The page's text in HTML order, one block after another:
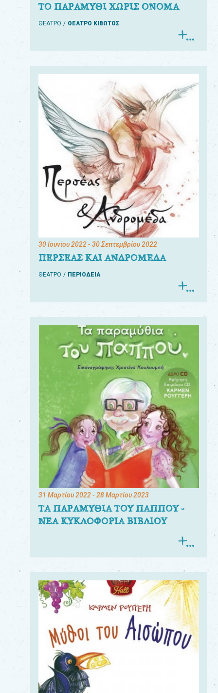
ΤΟ ΠΑΡΑΜΥΘΙ ΧΩΡΙΣ ΟΝΟΜΑ
ΘΕΑΤΡΟ ΘΕΑΤΡΟ ΚΙΒΩΤΟΣ
30 Ιουνίου 2022- 30 Σεπτεμβρίου 2022
ΠΕΡΣΕΑΣ ΚΑΙ ΑΝΔΡΟΜΕΔΑ
ΘΕΑΤΡΟ ΠΕΡΙΟΔΕΙΑ
31 Μαρτίου 2022- 28 Μαρτίου 2023
ΤΑ ΠΑΡΑΜΥΘΙΑ ΤΟΥ ΠΑΠΠΟΥ -
ΝΕΑ ΚΥΚΛΟΦΟΡΙΑ ΒΙΒΛΙΟΥ